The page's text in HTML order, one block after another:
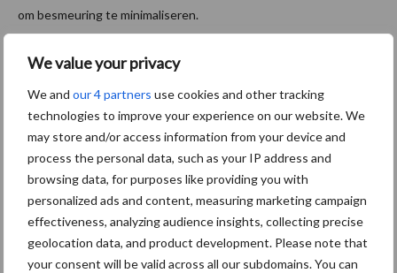
We value your privacy
We and our 4 partners use cookies and other tracking
technologies to improve your experience on our website. We
may store and/or access information from your device and
process the personal data, such as your IP address and
browsing data, for purposes like providing you with
personalized ads and content, measuring marketing campaign
effectiveness, analyzing audience insights, collecting precise
geolocation data, and product development. Please note that
your consent will be valid across all our subdomains. You can
om besmeuring te minimaliseren.
Stikstofgehalte gras
Dit najaar is er kans op vrij hoge N-gehalten in het gras door de
hoge bodemmineralisatie en eventueel een laat uitgevoerde
rekening mee, door te kiezen voor eiwitarme producten met een
hoger energieniveau. Een andere optie is om jongvee te laten
weiden op percelen die mest krijgen.
Tips bij bemesting met dierlijke mest